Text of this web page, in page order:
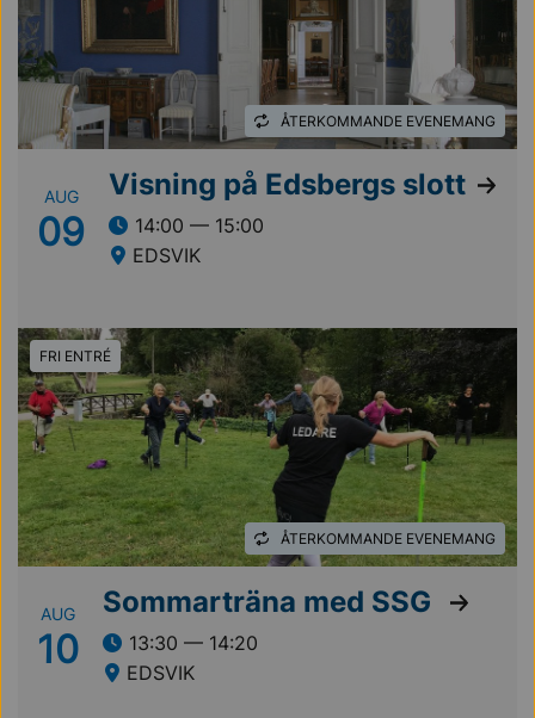
ÅTERKOMMANDE EVENEMANG
AUG
09
Visning på Edsbergs slott
14:00 — 15:00
EDSVIK
FRI ENTRÉ
ÅTERKOMMANDE EVENEMANG
AUG
10
Sommarträna med SSG
13:30 — 14:20
EDSVIK